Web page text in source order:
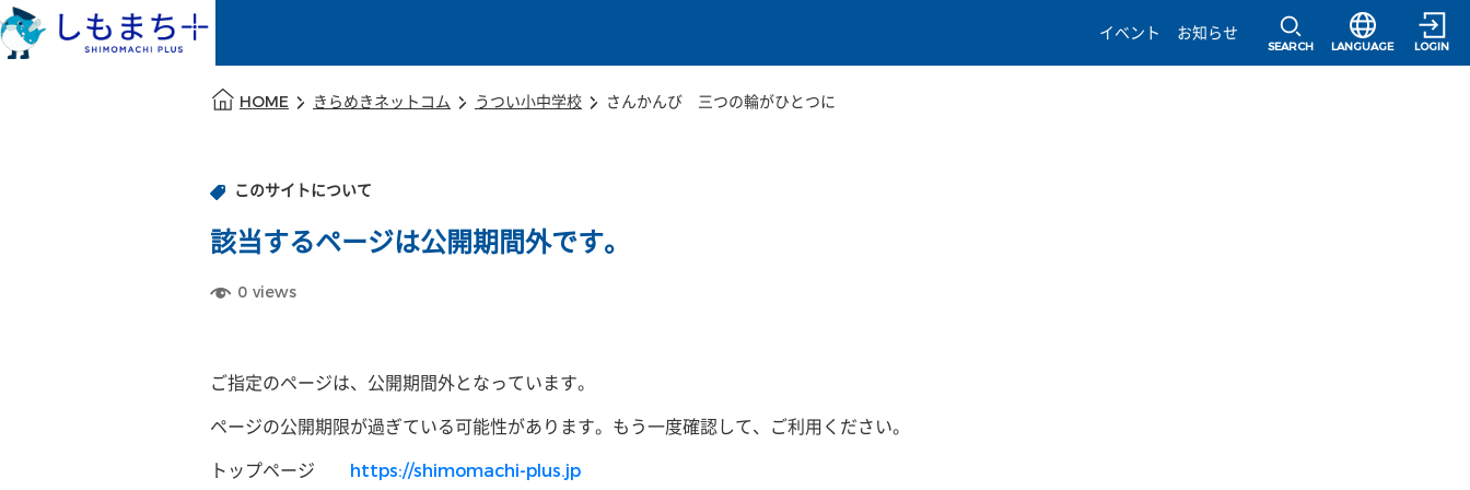
イベント
お知らせ
SEARCH
選択すると言語
LANGUAGE LOGIN
HOME きらめきネットコム うつい小中学校 さんかんび 三つの輪がひとつに
このサイトについて
該当するページは公開期間外です。
0 views
ご指定のページは、公開期間外となっています。
ページの公開期限が過ぎている可能性があります。もう一度確認して、ご利用ください。
トップページ
https://shimomachi-plus.jp